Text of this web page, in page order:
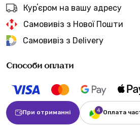
Курʼєром на вашу адресу
Самовивіз з Нової Пошти
Самовивіз з Delivery
Способи оплати
При отриманні Оплата